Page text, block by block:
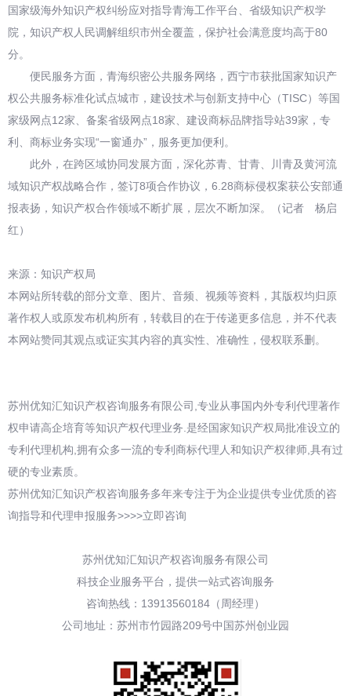
国家级海外知识产权纠纷应对指导青海工作平台、省级知识产权学
院，知识产权人民调解组织市州全覆盖，保护社会满意度均高于80
分。
便民服务方面，青海织密公共服务网络，西宁市获批国家知识产
权公共服务标准化试点城市，建设技术与创新支持中心（TISC）等国
家级网点12家、备案省级网点18家、建设商标品牌指导站39家，专
利、商标业务实现“一窗通办”，服务更加便利。
此外，在跨区域协同发展方面，深化苏青、甘青、川青及黄河流
域知识产权战略合作，签订8项合作协议，6.28商标侵权案获公安部通
报表扬，知识产权合作领域不断扩展，层次不断加深。（记者 杨启
红）
来源：知识产权局
本网站所转载的部分文章、图片、音频、视频等资料，其版权均归原
著作权人或原发布机构所有，转载目的在于传递更多信息，并不代表
本网站赞同其观点或证实其内容的真实性、准确性，侵权联系删。
苏州优知汇知识产权咨询服务有限公司,专业从事国内外专利代理著作
权申请高企培育等知识产权代理业务.是经国家知识产权局批准设立的
专利代理机构,拥有众多一流的专利商标代理人和知识产权律师,具有过
硬的专业素质。
苏州优知汇知识产权咨询服务多年来专注于为企业提供专业优质的咨
询指导和代理申报服务>>>>立即咨询
苏州优知汇知识产权咨询服务有限公司
科技企业服务平台，提供一站式咨询服务
咨询热线：13913560184（周经理）
公司地址：苏州市竹园路209号中国苏州创业园